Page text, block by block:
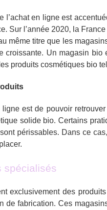
l’achat en ligne est
Sur l’année 2020, la
même titre que les
croissante. Un magasin
produits cosmétiques bio
ligne est de pouvoir
solide bio. Certains
périssables. Dans ce
spécialisés
exclusivement des
de fabrication. Ces